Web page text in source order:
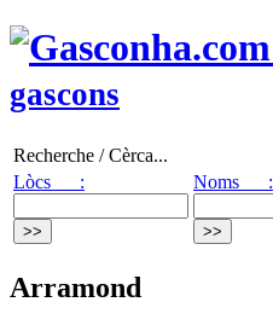
gascons
Recherche / Cèrca...
Lòcs :
Noms :
Arramond